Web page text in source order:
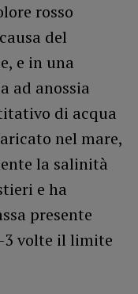
rosso
del
e in una
ad anossia
di acqua
nel mare,
la salinità
e ha
presente
3 volte il limite